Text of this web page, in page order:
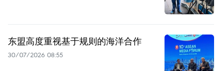
东盟高度重视基于规则的海洋合作
30/07/2026 08:55